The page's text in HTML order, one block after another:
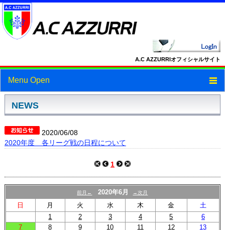
A.C AZZURRIオフィシャルサイト
Menu Open
トップ
スケジュール
フォトギャラリー
ブログ
プロフィール
NEWS
2020/06/08
2020年度 各リーグ戦の日程について
1
前月← 2020年6月 →次月
日 月 火 水 木 金
土
1
2 3 4 5
6
7
8 9 10 11 12
13